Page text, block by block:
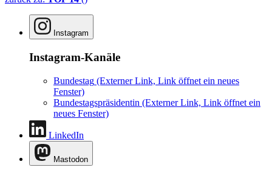
Instagram
Instagram-Kanäle
Bundestag (Externer Link, Link öffnet ein neues
Fenster)
Bundestagspräsidentin (Externer Link, Link öffnet ein
neues Fenster)
LinkedIn
Mastodon